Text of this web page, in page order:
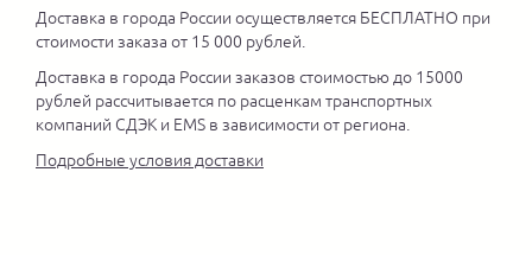
Доставка в города России осуществляется БЕСПЛАТНО при
стоимости заказа от 15 000 рублей.
Доставка в города России заказов стоимостью до 15000
рублей рассчитывается по расценкам транспортных
компаний СДЭК и EMS в зависимости от региона.
Подробные условия доставки